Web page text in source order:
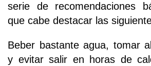
serie de recomendaciones
que cabe destacar las
Beber bastante agua, tomar
y evitar salir en horas de